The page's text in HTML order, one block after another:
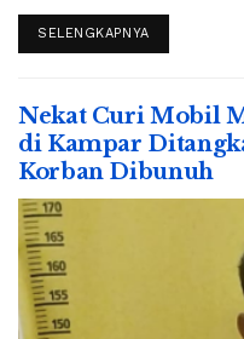
SELENGKAPNYA
Nekat Curi Mobil
di Kampar
Korban Dibunuh